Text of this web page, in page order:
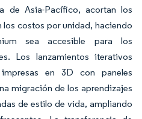
de Asia-Pacífico, acortan los
costos por unidad, haciendo
sea accesible para los
Los lanzamientos iterativos
en 3D con paneles
migración de los aprendizajes
de estilo de vida, ampliando